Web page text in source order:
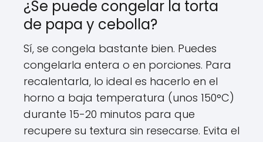
¿Se puede congelar la torta
de papa y cebolla?
Sí, se congela bastante bien. Puedes
congelarla entera o en porciones. Para
recalentarla, lo ideal es hacerlo en el
horno a baja temperatura (unos 150°C)
durante 15-20 minutos para que
recupere su textura sin resecarse. Evita el